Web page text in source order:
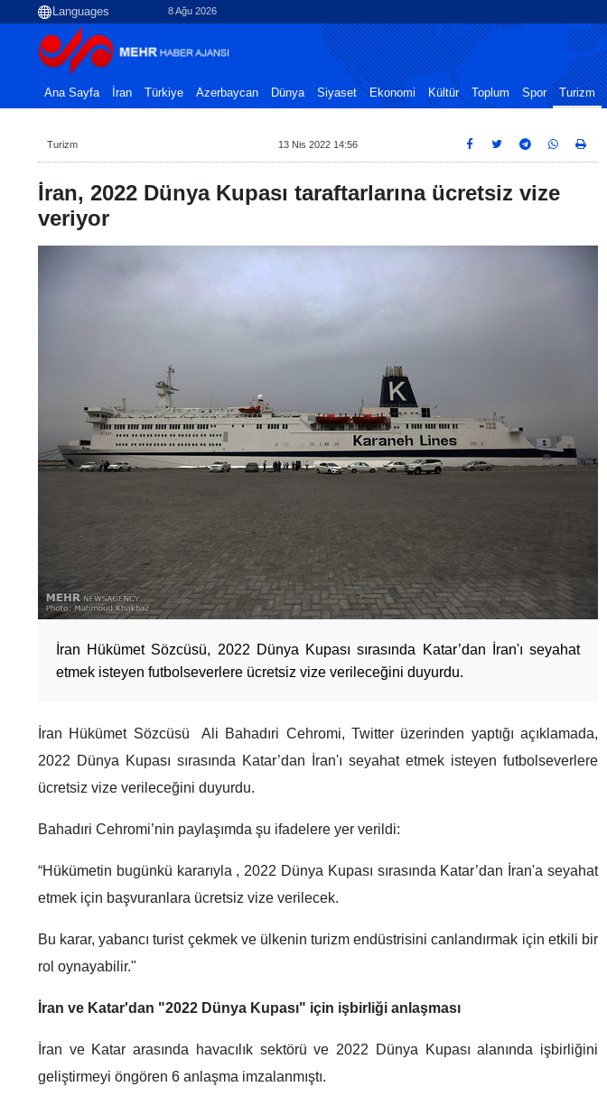
8 Ağu 2026
Ana Sayfa İran Türkiye Azerbaycan Dünya Siyaset Ekonomi Kültür Toplum Spor Turizm
Turizm 13 Nis 2022 14:56
İran, 2022 Dünya Kupası taraftarlarına ücretsiz vize
veriyor
İran Hükümet Sözcüsü, 2022 Dünya Kupası sırasında Katar’dan İran'ı seyahat
etmek isteyen futbolseverlere ücretsiz vize verileceğini duyurdu.
İran Hükümet Sözcüsü Ali Bahadıri Cehromi, Twitter üzerinden yaptığı açıklamada,
2022 Dünya Kupası sırasında Katar’dan İran'ı seyahat etmek isteyen futbolseverlere
ücretsiz vize verileceğini duyurdu.
Bahadıri Cehromi’nin paylaşımda şu ifadelere yer verildi:
“Hükümetin bugünkü kararıyla , 2022 Dünya Kupası sırasında Katar’dan İran'a seyahat
etmek için başvuranlara ücretsiz vize verilecek.
Bu karar, yabancı turist çekmek ve ülkenin turizm endüstrisini canlandırmak için etkili bir
rol oynayabilir."
İran ve Katar'dan "2022 Dünya Kupası" için işbirliği anlaşması
İran ve Katar arasında havacılık sektörü ve 2022 Dünya Kupası alanında işbirliğini
geliştirmeyi öngören 6 anlaşma imzalanmıştı.